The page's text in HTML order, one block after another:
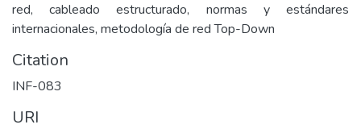
red, cableado estructurado, normas y estándares
internacionales, metodología de red Top-Down
Citation
INF-083
URI